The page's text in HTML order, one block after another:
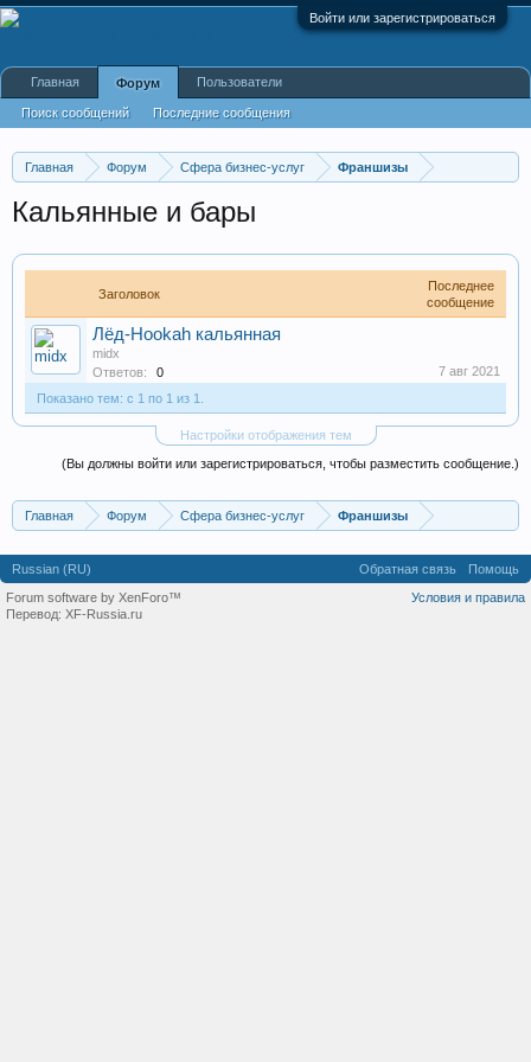
Войти или зарегистрироваться
Главная Форум Сфера бизнес-услуг Франшизы
Кальянные и бары
Заголовок
Последнее
сообщение
Лёд-Hookah кальянная
midx
Ответов:
0
7 авг 2021
Показано тем: с 1 по 1 из 1.
Настройки отображения тем
(Вы должны войти или зарегистрироваться, чтобы разместить сообщение.)
Главная Форум Сфера бизнес-услуг Франшизы
Главная Форум
Поиск сообщений Последние сообщения
Пользователи
Russian (RU) Обратная связь
Помощь
Условия и правила
Forum software by XenForo™
Перевод: XF-Russia.ru